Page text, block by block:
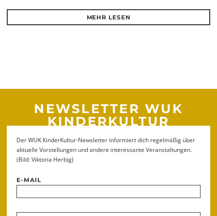
MEHR LESEN
NEWSLETTER WUK
KINDERKULTUR
Der WUK KinderKultur-Newsletter informiert dich regelmäßig über
aktuelle Vorstellungen und andere interessante Veranstaltungen.
(Bild: Viktoria Herbig)
E-MAIL